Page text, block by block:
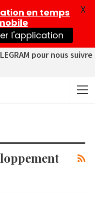
pour nous suivre
en temps
l'application
X